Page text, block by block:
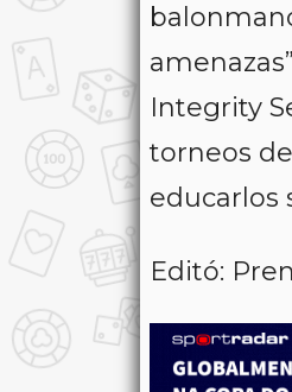
Integrity
torneos
educarlos
Editó: